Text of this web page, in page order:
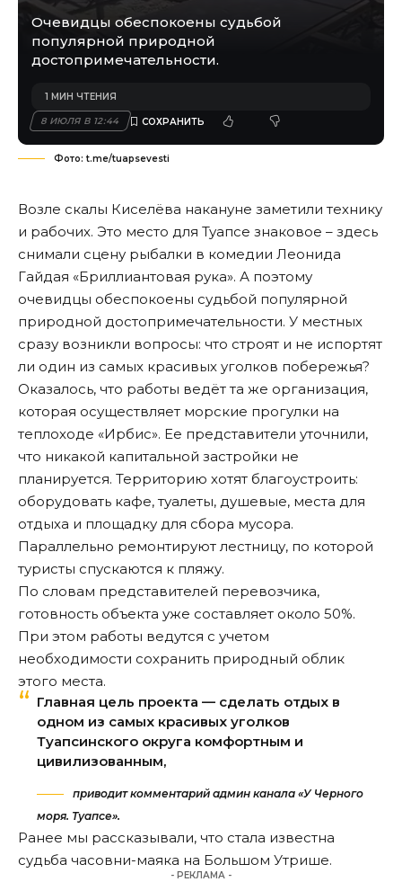
Очевидцы обеспокоены судьбой
популярной природной
достопримечательности.
8 ИЮЛЯ В 12:44
1 МИН ЧТЕНИЯ
Фото: t.me/tuapsevesti
Возле скалы Киселёва накануне заметили технику
и рабочих. Это место для Туапсе знаковое – здесь
снимали сцену рыбалки в комедии Леонида
Гайдая «Бриллиантовая рука». А поэтому
очевидцы обеспокоены судьбой популярной
природной достопримечательности. У местных
сразу возникли вопросы: что строят и не испортят
ли один из самых красивых уголков побережья?
Оказалось, что работы ведёт та же организация,
которая осуществляет морские прогулки на
теплоходе «Ирбис». Ее представители уточнили,
что никакой капитальной застройки не
планируется. Территорию хотят благоустроить:
оборудовать кафе, туалеты, душевые, места для
отдыха и площадку для сбора мусора.
Параллельно ремонтируют лестницу, по которой
туристы спускаются к пляжу.
По словам представителей перевозчика,
готовность объекта уже составляет около 50%.
При этом работы ведутся с учетом
необходимости сохранить природный облик
этого места.
Главная цель проекта — сделать отдых в
одном из самых красивых уголков
Туапсинского округа комфортным и
цивилизованным,
приводит комментарий админ канала «У Черного
моря. Туапсе».
Ранее мы рассказывали, что стала известна
судьба часовни-маяка на Большом Утрише.
- РЕКЛАМА -